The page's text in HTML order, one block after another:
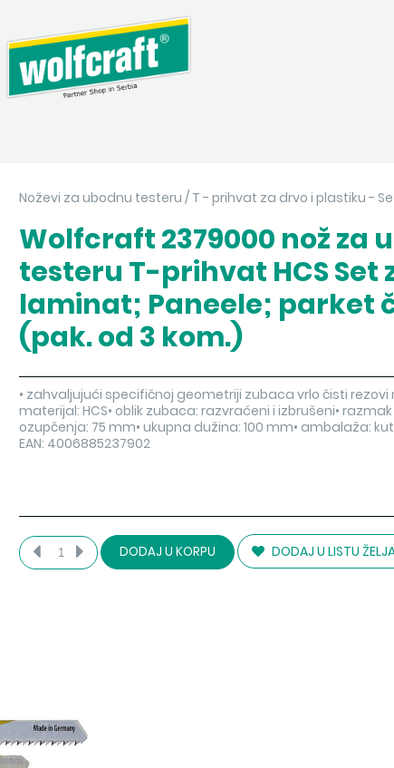
Noževi za ubodnu testeru / T - prihvat za drvo i plastiku -
Wolfcraft 2379000 nož za
testeru T-prihvat HCS Set
laminat; Paneele; parket
(pak. od 3 kom.)
• zahvaljujući specifičnoj geometriji zubaca vrlo čisti rezovi
materijal: HCS• oblik zubaca: razvraćeni i izbrušeni•
ozupčenja: 75 mm• ukupna dužina: 100 mm• ambalaža:
EAN: 4006885237902
DODAJ U KORPU DODAJ U LISTU